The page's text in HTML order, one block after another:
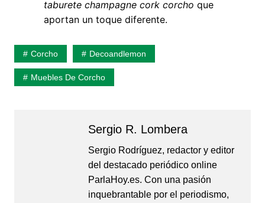
taburete champagne cork corcho que
aportan un toque diferente.
Corcho Decoandlemon
Muebles De Corcho
Sergio R. Lombera
Sergio Rodríguez, redactor y editor
del destacado periódico online
ParlaHoy.es. Con una pasión
inquebrantable por el periodismo,